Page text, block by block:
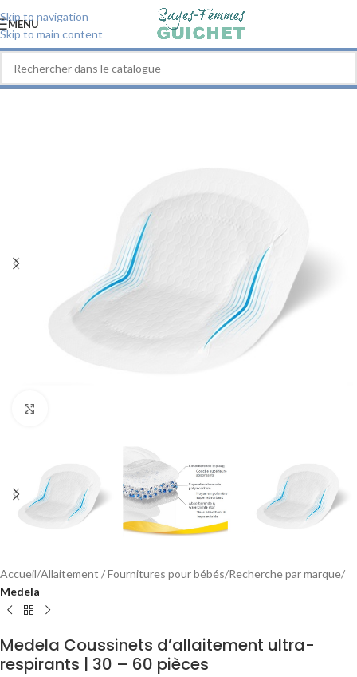
Skip to navigation
Skip to main content
MENU
Accueil Allaitement / Fournitures pour bébés Recherche par marque
Medela
Medela Coussinets d’allaitement ultra-
respirants | 30 – 60 pièces